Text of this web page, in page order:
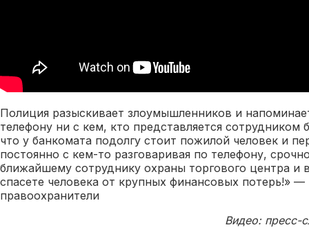
Полиция разыскивает злоумышленников и
телефону ни с кем, кто представляется сотрудником
что у банкомата подолгу стоит пожилой человек и
постоянно с кем-то разговаривая по телефону,
ближайшему сотруднику охраны торгового центра
спасете человека от крупных финансовых потерь!»
правоохранители
Видео: пресс-